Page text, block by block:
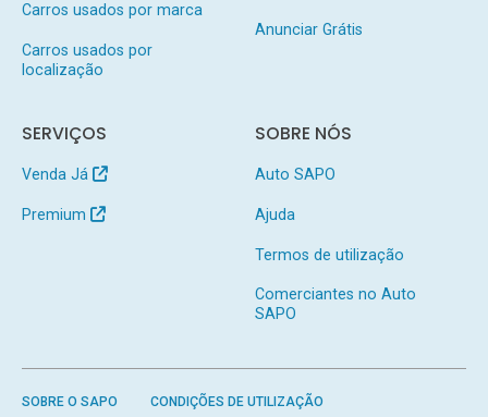
Carros usados por marca
Carros usados por
localização
Anunciar Grátis
SERVIÇOS
Venda Já
Premium
SOBRE NÓS
Auto SAPO
Ajuda
Termos de utilização
Comerciantes no Auto
SAPO
SOBRE O SAPO CONDIÇÕES DE UTILIZAÇÃO